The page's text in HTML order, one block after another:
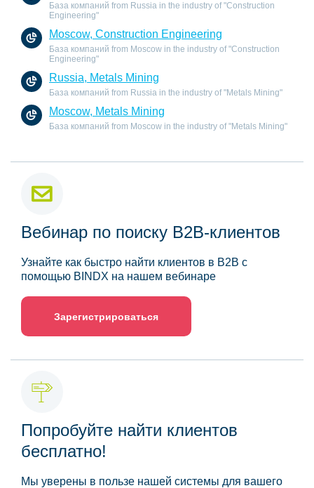
База компаний from Russia in the industry of "Construction
Engineering"
Moscow, Construction Engineering
База компаний from Moscow in the industry of "Construction
Engineering"
Russia, Metals Mining
База компаний from Russia in the industry of "Metals Mining"
Moscow, Metals Mining
База компаний from Moscow in the industry of "Metals Mining"
Вебинар по поиску B2B-клиентов
Узнайте как быстро найти клиентов в B2B с
помощью BINDX на нашем вебинаре
Зарегистрироваться
Попробуйте найти клиентов
бесплатно!
Мы уверены в пользе нашей системы для вашего